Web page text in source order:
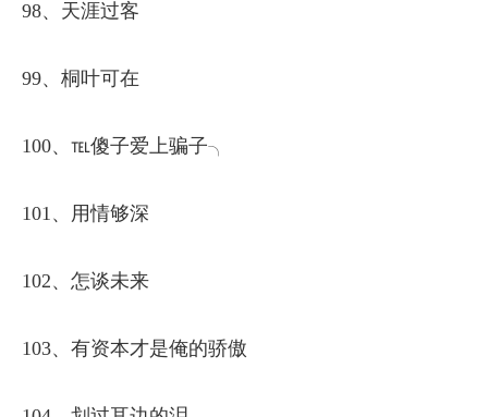
98、天涯过客
99、桐叶可在
100、℡傻子爱上骗子╮
101、用情够深
102、怎谈未来
103、有资本才是俺的骄傲